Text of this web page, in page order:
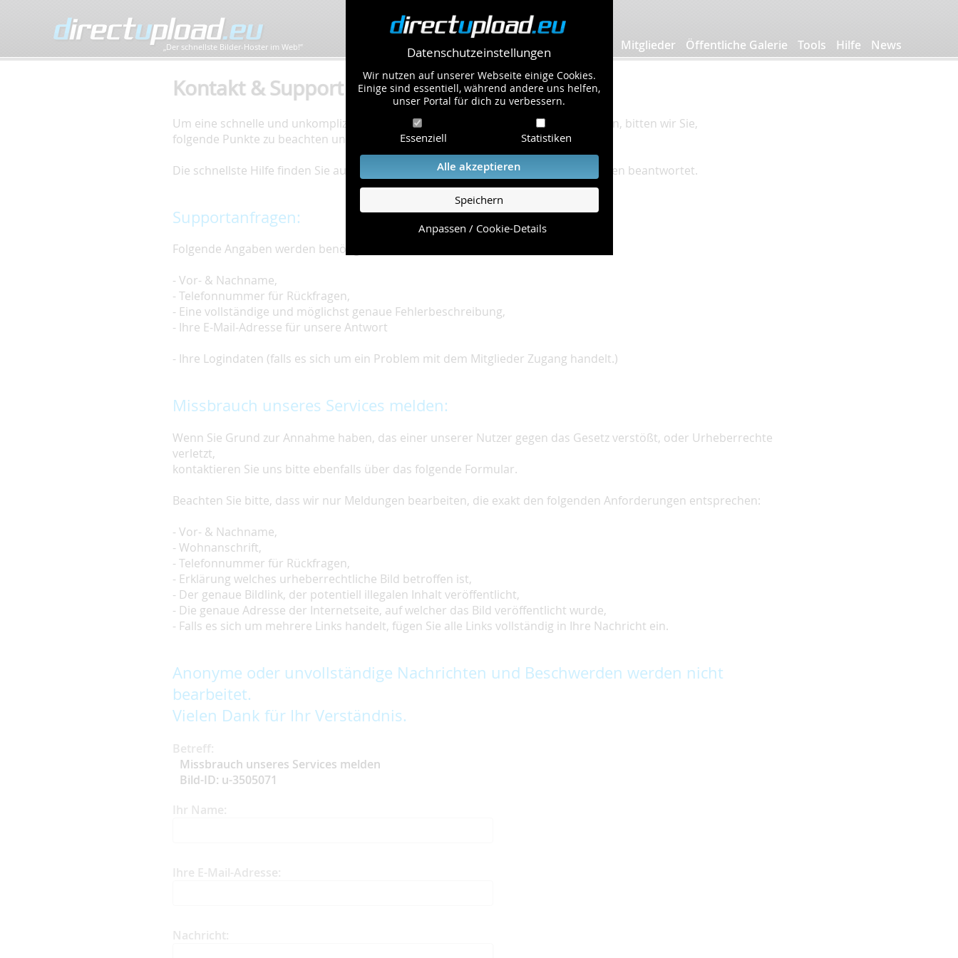
Datenschutzeinstellungen
Wir nutzen auf unserer Webseite einige Cookies.
Einige sind essentiell, während andere uns helfen,
unser Portal für dich zu verbessern.
Essenziell Statistiken
Alle akzeptieren
Speichern
Anpassen / Cookie-Details
„Der schnellste Bilder-Hoster im Web!” Mitglieder Öffentliche Galerie Tools Hilfe News
Kontakt & Support
Um eine schnelle und unkomplizierte Bearbeitung Ihres Problems zu gewährleisten, bitten wir Sie,
folgende Punkte zu beachten und einzuhalten.
Die schnellste Hilfe finden Sie auf unserer
Hilfe Seite, die die häufig gestellten Fragen beantwortet.
Supportanfragen:
Folgende Angaben werden benötigt:
- Vor- & Nachname,
- Telefonnummer für Rückfragen,
- Eine vollständige und möglichst genaue Fehlerbeschreibung,
- Ihre E-Mail-Adresse für unsere Antwort
- Ihre Logindaten (falls es sich um ein Problem mit dem Mitglieder Zugang handelt.)
Missbrauch unseres Services melden:
Wenn Sie Grund zur Annahme haben, das einer unserer Nutzer gegen das Gesetz verstößt, oder Urheberrechte
verletzt,
kontaktieren Sie uns bitte ebenfalls über das folgende Formular.
Beachten Sie bitte, dass wir nur Meldungen bearbeiten, die exakt den folgenden Anforderungen entsprechen:
- Vor- & Nachname,
- Wohnanschrift,
- Telefonnummer für Rückfragen,
- Erklärung welches urheberrechtliche Bild betroffen ist,
- Der genaue Bildlink, der potentiell illegalen Inhalt veröffentlicht,
- Die genaue Adresse der Internetseite, auf welcher das Bild veröffentlicht wurde,
- Falls es sich um mehrere Links handelt, fügen Sie alle Links vollständig in Ihre Nachricht ein.
Anonyme oder unvollständige Nachrichten und Beschwerden werden nicht
bearbeitet.
Vielen Dank für Ihr Verständnis.
Betreff:
Missbrauch unseres Services melden
Bild-ID: u-3505071
Ihr Name:
Ihre E-Mail-Adresse:
Nachricht: